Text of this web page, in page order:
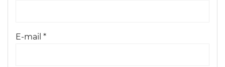
E-mail *